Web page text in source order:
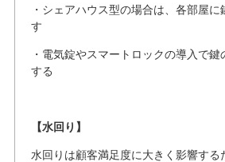
・シェアハウス型の場合は、各部屋
す
・電気錠やスマートロックの導入で
する
【水回り】
水回りは顧客満足度に大きく影響する